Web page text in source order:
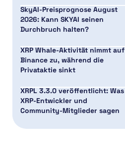
SkyAI-Preisprognose August
2026: Kann SKYAI seinen
Durchbruch halten?
XRP Whale-Aktivität nimmt auf
Binance zu, während die
Privataktie sinkt
XRPL 3.3.0 veröffentlicht: Was
XRP-Entwickler und
Community-Mitglieder sagen